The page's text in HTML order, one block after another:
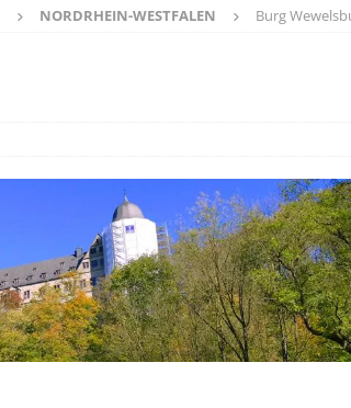
NORDRHEIN-WESTFALEN Burg